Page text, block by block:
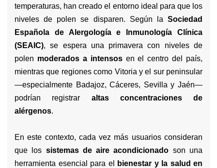
temperaturas, han creado el entorno ideal para que los
niveles de polen se disparen. Según la Sociedad
Española de Alergología e Inmunología Clínica
(SEAIC), se espera una primavera con niveles de
polen moderados a intensosen el centro del país,
mientras que regiones como Vitoria y el sur peninsular
—especialmente Badajoz, Cáceres, Sevilla y Jaén—
podrían registrar altas concentraciones de
alérgenos.
En este contexto, cada vez más usuarios consideran
que los sistemas de aire acondicionado son una
herramienta esencial para el
bienestar y la salud en